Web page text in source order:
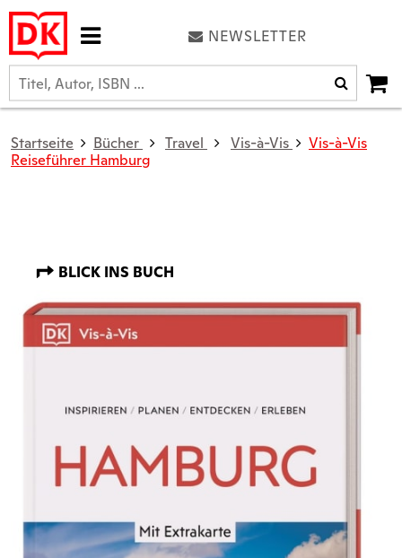
NEWSLETTER
Startseite Bücher Travel Vis-à-Vis
Vis-à-Vis
Reiseführer Hamburg
BLICK INS BUCH